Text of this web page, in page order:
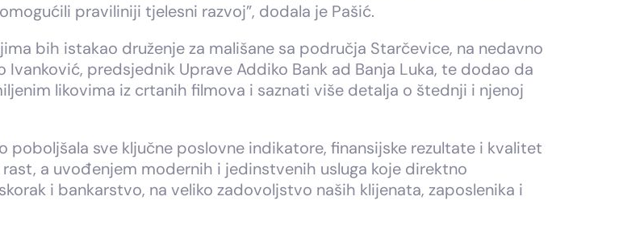
praviliniji tjelesni razvoj”, dodala je Pašić.
bih istakao druženje za mališane sa područja Starčevice, na nedavno
predsjednik Uprave Addiko Bank ad Banja Luka, te dodao da
likovima iz crtanih filmova i saznati više detalja o štednji i njenoj
sve ključne poslovne indikatore, finansijske rezultate i kvalitet
a uvođenjem modernih i jedinstvenih usluga koje direktno
i bankarstvo, na veliko zadovoljstvo naših klijenata, zaposlenika i